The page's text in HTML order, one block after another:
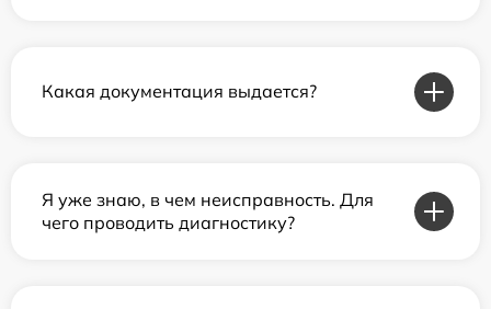
Какая документация выдается?
Я уже знаю, в чем неисправность. Для
чего проводить диагностику?